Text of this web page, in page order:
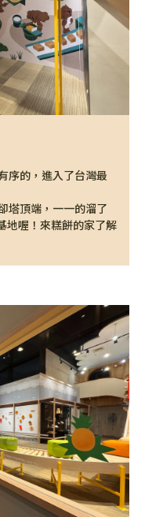
序的，進入了台灣最
塔頂端，一一的溜了
地喔！來糕餅的家了解